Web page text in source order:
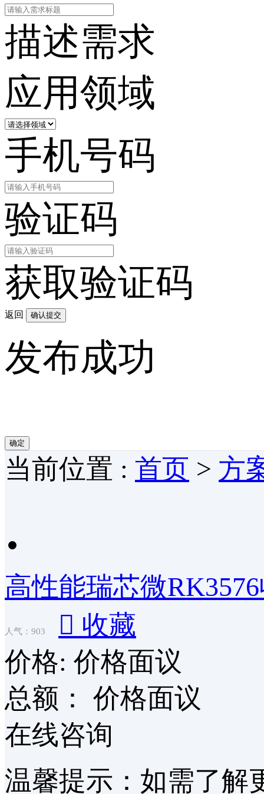
描述需求
应用领域
手机号码
验证码
获取验证码
返回 确认提交
发布成功
确定
当前位置 : 首页 > 方
高性能瑞芯微
人气：903  收藏
价格: 价格面议
总额：
价格面议
在线咨询
温馨提示：如需了解